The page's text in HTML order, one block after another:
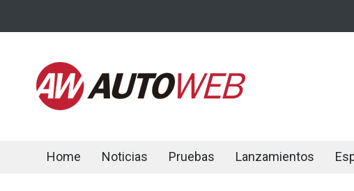
Home Noticias Pruebas Lanzamientos